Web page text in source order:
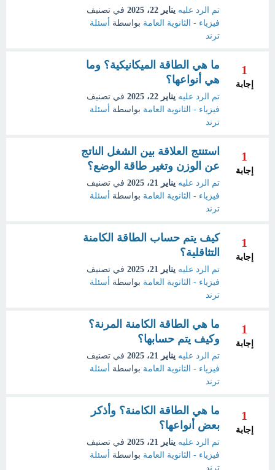
تم الرد عليه يناير 22، 2025
في تصنيف
فيزياء - الثانوية العامة بواسطة
أسئلة
ترند
1
إجابة
ما هي الطاقة الميكانيكية؟ وما
هي أنواعها؟
تم الرد عليه يناير 22، 2025
في تصنيف
فيزياء - الثانوية العامة بواسطة
أسئلة
ترند
1
إجابة
استنتج العلاقة بين الشغل الناتج
عن الوزن وتغير طاقة الوضع؟
تم الرد عليه يناير 21، 2025
في تصنيف
فيزياء - الثانوية العامة بواسطة
أسئلة
ترند
1
إجابة
كيف يتم حساب الطاقة الكامنة
التثاقلية؟
تم الرد عليه يناير 21، 2025
في تصنيف
فيزياء - الثانوية العامة بواسطة
أسئلة
ترند
1
إجابة
ما هي الطاقة الكامنة المرنة؟
وكيف يتم حسابها؟
تم الرد عليه يناير 21، 2025
في تصنيف
فيزياء - الثانوية العامة بواسطة
أسئلة
ترند
1
إجابة
ما هي الطاقة الكامنة؟ وأذكر
بعض أنواعها؟
تم الرد عليه يناير 21، 2025
في تصنيف
فيزياء - الثانوية العامة بواسطة
أسئلة
ترند